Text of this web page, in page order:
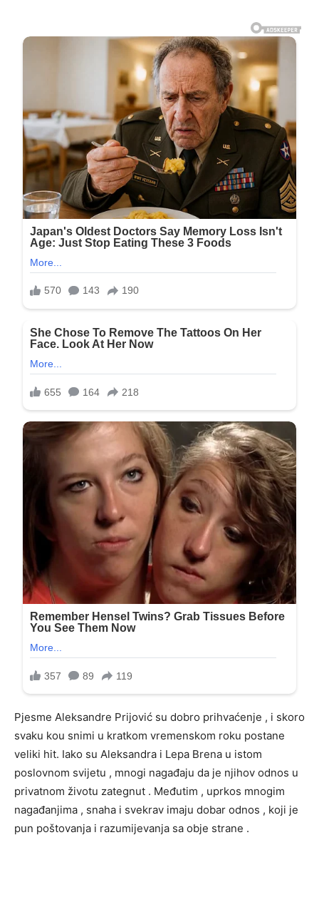
Pjesme Aleksandre Prijović su dobro prihvaćenje , i skoro
svaku kou snimi u kratkom vremenskom roku postane
veliki hit. Iako su Aleksandra i Lepa Brena u istom
poslovnom svijetu , mnogi nagađaju da je njihov odnos u
privatnom životu zategnut . Međutim , uprkos mnogim
nagađanjima , snaha i svekrav imaju dobar odnos , koji je
pun poštovanja i razumijevanja sa obje strane .